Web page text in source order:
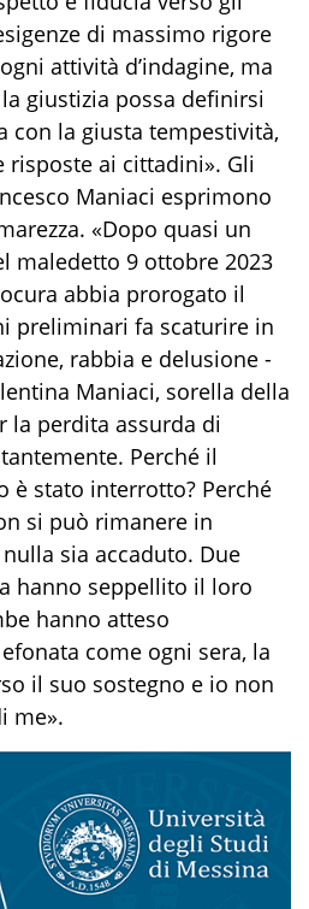
di massimo rigore
attività d’indagine, ma
giustizia possa definirsi
con la giusta tempestività,
risposte ai cittadini». Gli
Maniaci esprimono
«Dopo quasi un
maledetto 9 ottobre 2023
abbia prorogato il
preliminari fa scaturire in
rabbia e delusione -
Maniaci, sorella della
la perdita assurda di
Perché il
è stato interrotto? Perché
si può rimanere in
sia accaduto. Due
hanno seppellito il loro
hanno atteso
come ogni sera, la
il suo sostegno e io non
me».